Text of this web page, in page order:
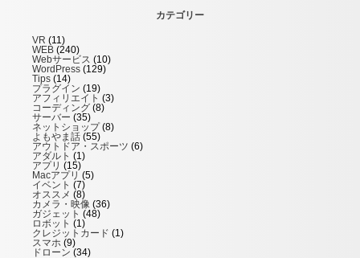
カテゴリー
VR (11)
WEB (240)
Webサービス (10)
WordPress (129)
Tips (14)
プラグイン (19)
アフィリエイト (3)
コーディング (8)
サーバー (35)
ネットショップ(8)
よもやま話 (55)
アウトドア・スポーツ (6)
アダルト (1)
アプリ (15)
Macアプリ (5)
イベント (7)
オススメ (8)
カメラ・映像 (36)
ガジェット (48)
ロボット (1)
クレジットカード (1)
スマホ (9)
ドローン (34)